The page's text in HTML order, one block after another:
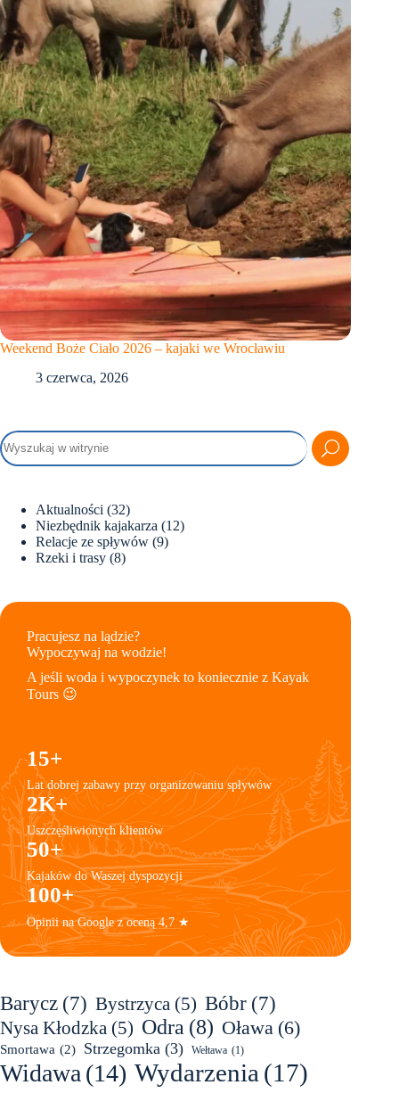
Weekend Boże Ciało 2026 – kajaki we Wrocławiu
3 czerwca, 2026
Aktualności (32)
Niezbędnik kajakarza (12)
Relacje ze spływów (9)
Rzeki i trasy (8)
Pracujesz na lądzie?
Wypoczywaj na wodzie!
A jeśli woda i wypoczynek to koniecznie z Kayak
Tours 😉
15+
Lat dobrej zabawy przy organizowaniu spływów
2K+
Uszczęśliwionych klientów
50+
Kajaków do Waszej dyspozycji
100+
Opinii na Google z oceną 4,7 ★
Barycz (7) Bystrzyca (5) Bóbr (7)
Nysa Kłodzka (5) Odra (8) Oława (6)
Smortawa (2) Strzegomka (3) Wełtawa (1)
Widawa (14) Wydarzenia (17)